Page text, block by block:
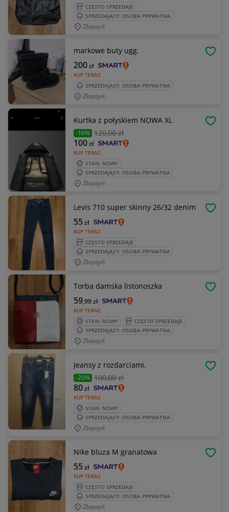
CZĘSTO SPRZEDAJE
SPRZEDAJĄCY: OSOBA PRYWATNA
Zbąszyń
markowe buty ugg.
KUP TERAZ
200zł
SPRZEDAJĄCY: OSOBA PRYWATNA
Zbąszyń
Kurtka z połyskiem NOWA XL
-16% 120,00 zł
KUP TERAZ
100zł
STAN: NOWY
SPRZEDAJĄCY: OSOBA PRYWATNA
Zbąszyń
Levis 710 super skinny 26/32 denim
KUP TERAZ
55zł
CZĘSTO SPRZEDAJE
SPRZEDAJĄCY: OSOBA PRYWATNA
Zbąszyń
Torba damska listonoszka
KUP TERAZ
59,99zł
STAN: NOWY
CZĘSTO SPRZEDAJE
SPRZEDAJĄCY: OSOBA PRYWATNA
Zbąszyń
Jeansy z rozdarciami.
-20% 100,00 zł
KUP TERAZ
80zł
STAN: NOWY
SPRZEDAJĄCY: OSOBA PRYWATNA
Zbąszyń
Nike bluza M granatowa
KUP TERAZ
55zł
CZĘSTO SPRZEDAJE
SPRZEDAJĄCY: OSOBA PRYWATNA
Zbąszyń